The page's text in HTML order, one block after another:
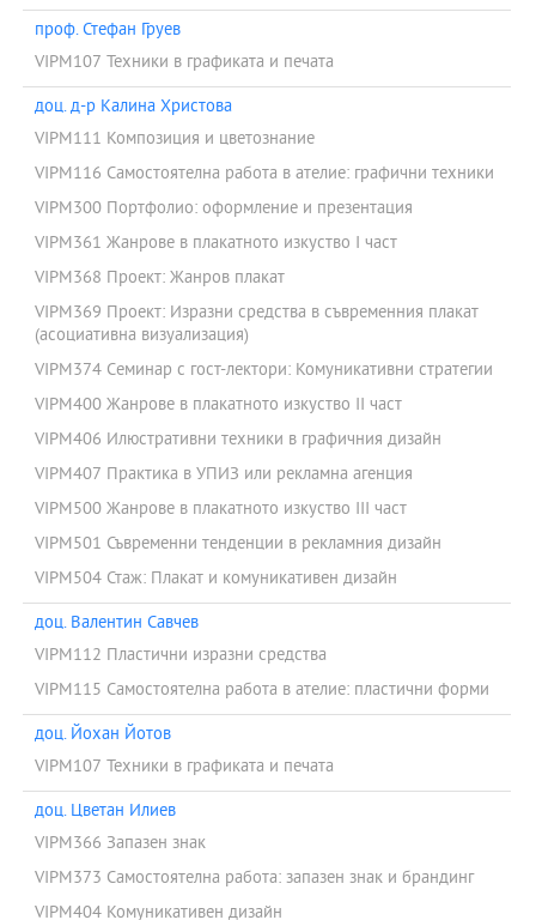
проф. Стефан Груев
VIPM107 Техники в графиката и печата
доц. д-р Калина Христова
VIPM111 Композиция и цветознание
VIPM116 Самостоятелна работа в ателие: графични техники
VIPM300 Портфолио: оформление и презентация
VIPM361 Жанрове в плакатното изкуство I част
VIPM368 Проект: Жанров плакат
VIPM369 Проект: Изразни средства в съвременния плакат
(асоциативна визуализация)
VIPM374 Семинар с гост-лектори: Комуникативни стратегии
VIPM400 Жанрове в плакатното изкуство II част
VIPM406 Илюстративни техники в графичния дизайн
VIPM407 Практика в УПИЗ или рекламна агенция
VIPM500 Жанрове в плакатното изкуство III част
VIPM501 Съвременни тенденции в рекламния дизайн
VIPM504 Стаж: Плакат и комуникативен дизайн
доц. Валентин Савчев
VIPM112 Пластични изразни средства
VIPM115 Самостоятелна работа в ателие: пластични форми
доц. Йохан Йотов
VIPM107 Техники в графиката и печата
доц. Цветан Илиев
VIPM366 Запазен знак
VIPM373 Самостоятелна работа: запазен знак и брандинг
VIPM404 Комуникативен дизайн